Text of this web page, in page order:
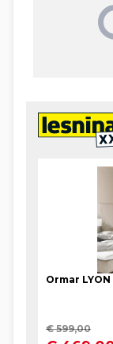
u grupi 24
student